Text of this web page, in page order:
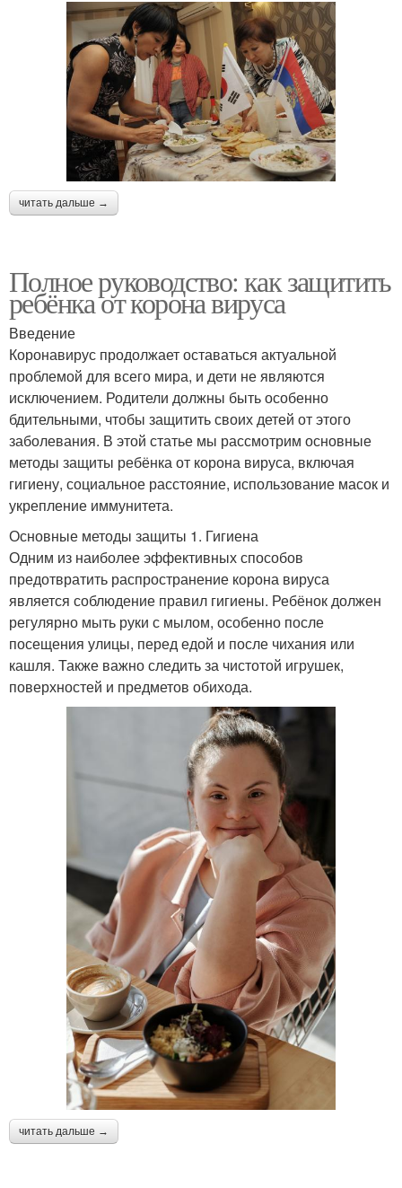
читать дальше →
Полное руководство: как защитить
ребёнка от корона вируса
Введение
Коронавирус продолжает оставаться актуальной
проблемой для всего мира, и дети не являются
исключением. Родители должны быть особенно
бдительными, чтобы защитить своих детей от этого
заболевания. В этой статье мы рассмотрим основные
методы защиты ребёнка от корона вируса, включая
гигиену, социальное расстояние, использование масок и
укрепление иммунитета.
Основные методы защиты 1. Гигиена
Одним из наиболее эффективных способов
предотвратить распространение корона вируса
является соблюдение правил гигиены. Ребёнок должен
регулярно мыть руки с мылом, особенно после
посещения улицы, перед едой и после чихания или
кашля. Также важно следить за чистотой игрушек,
поверхностей и предметов обихода.
читать дальше →